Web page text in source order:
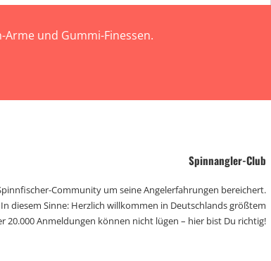
und Gummi-Finessen.
Spinnangler-Club
Community um seine Angelerfahrungen bereichert.
diesem Sinne: Herzlich willkommen in Deutschlands größtem
20.000 Anmeldungen können nicht lügen – hier bist Du richtig!